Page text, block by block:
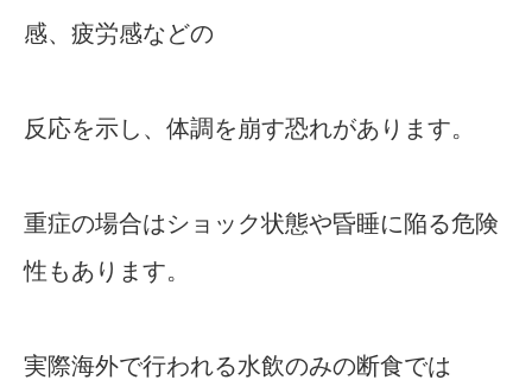
感、疲労感などの
反応を示し、体調を崩す恐れがあります。
重症の場合はショック状態や昏睡に陥る危険
性もあります。
実際海外で行われる水飲のみの断食では